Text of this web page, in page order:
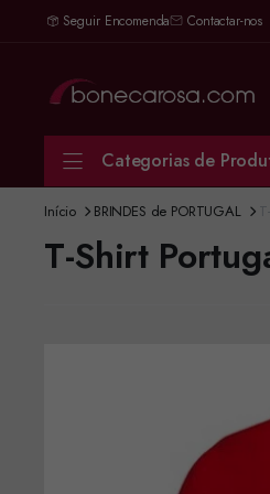
Seguir Encomenda Contactar-nos
Categorias de
Início BRINDES de PORTUGAL
T-Shirt